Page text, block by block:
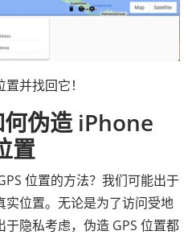
并找回它！
伪造 iPhone
置
位置的方法？我们可能出于
实位置。无论是为了访问受地
隐私考虑，伪造 GPS 位置都